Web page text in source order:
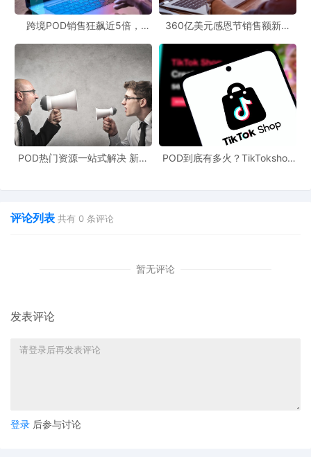
跨境POD销售狂飙近5倍，
360亿美元感恩节销售额新纪
新风潮！
POD热门资源一站式解决 新手
POD到底有多火？TikTokshop
评论列表 共有 0 条评论
暂无评论
发表评论
登录 后参与讨论